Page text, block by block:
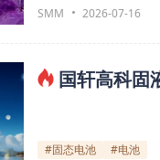
SMM
2026-07-16
国轩高科固
#固态电池
#电池